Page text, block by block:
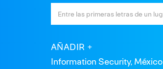
AÑADIR
Information Security, México